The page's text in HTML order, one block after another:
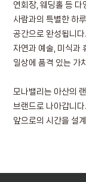
연회장, 웨딩홀 등
사람과의 특별한 하
공간으로 완성됩니다.
자연과 예술, 미식과
일상에 품격 있는 가
모나밸리는 아산의
브랜드로 나아갑니다.
앞으로의 시간을 설